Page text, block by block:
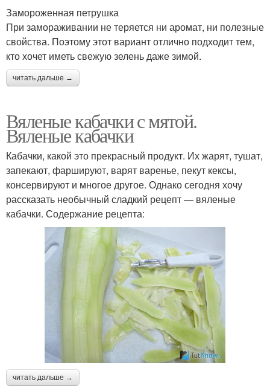
Замороженная петрушка
При замораживании не теряется ни аромат, ни полезные
свойства. Поэтому этот вариант отлично подходит тем,
кто хочет иметь свежую зелень даже зимой.
читать дальше →
Вяленые кабачки с мятой.
Вяленые кабачки
Кабачки, какой это прекрасный продукт. Их жарят, тушат,
запекают, фаршируют, варят варенье, пекут кексы,
консервируют и многое другое. Однако сегодня хочу
рассказать необычный сладкий рецепт — вяленые
кабачки. Содержание рецепта:
читать дальше →